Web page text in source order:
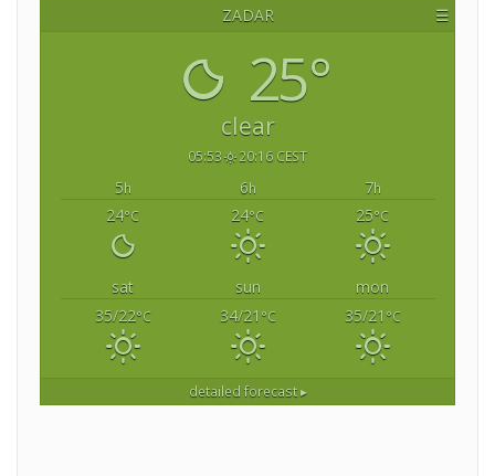
ZADAR ☰
25°
clear
05:53 20:16 CEST
5h 6h 7h
24°C 24°C 25°C
sat sun
mon
35/22°C 34/21 °C 35/21 °C
detailed forecast ▸